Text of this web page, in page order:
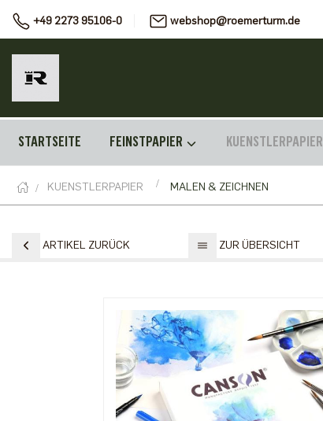
+49 2273 95106-0 webshop@roemerturm.de
STARTSEITE FEINSTPAPIER KUENSTLERPAPIER
KUENSTLERPAPIER MALEN & ZEICHNEN
ARTIKEL ZURÜCK ZUR ÜBERSICHT